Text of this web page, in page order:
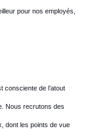
pour nos employés,
consciente de l’atout
Nous recrutons des
dont les points de vue